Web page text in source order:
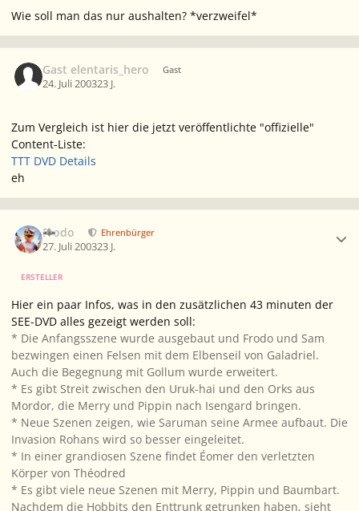
Wie soll man das nur aushalten? *verzweifel*
Gast elentaris_hero Gast
24. Juli 200323 J.
Zum Vergleich ist hier die jetzt veröffentlichte "offizielle"
Content-Liste:
TTT DVD Details
eh
Frodo Ehrenbürger
27. Juli 200323 J.
ERSTELLER
Hier ein paar Infos, was in den zusätzlichen 43 minuten der
SEE-DVD alles gezeigt werden soll:
* Die Anfangsszene wurde ausgebaut und Frodo und Sam
bezwingen einen Felsen mit dem Elbenseil von Galadriel.
Auch die Begegnung mit Gollum wurde erweitert.
* Es gibt Streit zwischen den Uruk-hai und den Orks aus
Mordor, die Merry und Pippin nach Isengard bringen.
* Neue Szenen zeigen, wie Saruman seine Armee aufbaut. Die
Invasion Rohans wird so besser eingeleitet.
* In einer grandiosen Szene findet Éomer den verletzten
Körper von Théodred
* Es gibt viele neue Szenen mit Merry, Pippin und Baumbart.
Nachdem die Hobbits den Enttrunk getrunken haben, sieht